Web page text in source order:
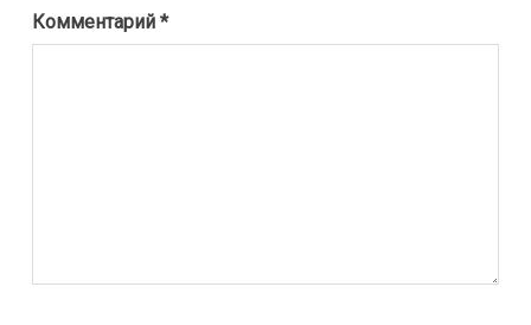
Комментарий*